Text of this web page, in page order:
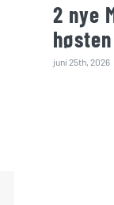
2 nye
juni 25th, 2026